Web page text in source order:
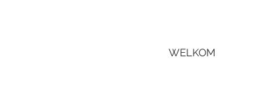
WELKOM